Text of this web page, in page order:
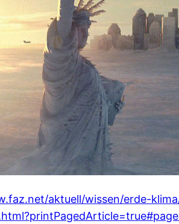
aktuell/wissen/erde-